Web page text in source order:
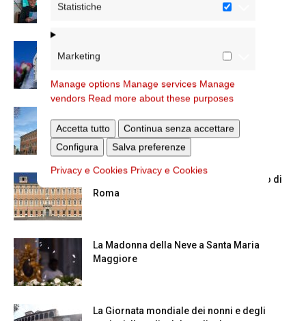
Statistiche
Marketing
Manage options Manage services Manage
vendors Read more about these purposes
Accetta tutto
Continua senza accettare
Configura
Salva preferenze
Privacy e Cookies Privacy e Cookies
diocesano a Lourdes
Chiusura estiva degli Uffici del Vicariato di
Roma
La Madonna della Neve a Santa Maria
Maggiore
La Giornata mondiale dei nonni e degli